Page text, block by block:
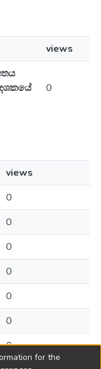
views
0
views
0
0
0
0
0
0
0
for the